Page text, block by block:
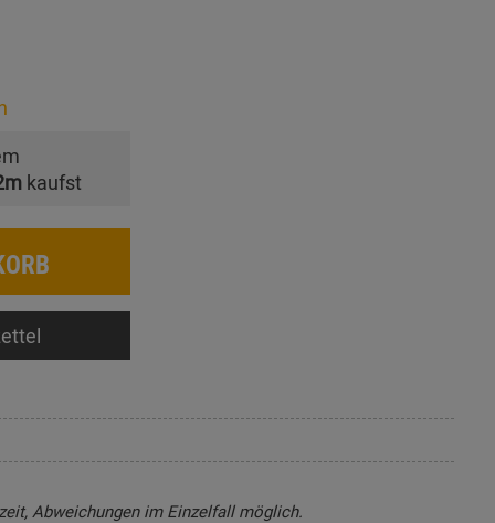
kaufst
Abweichungen im Einzelfall möglich.